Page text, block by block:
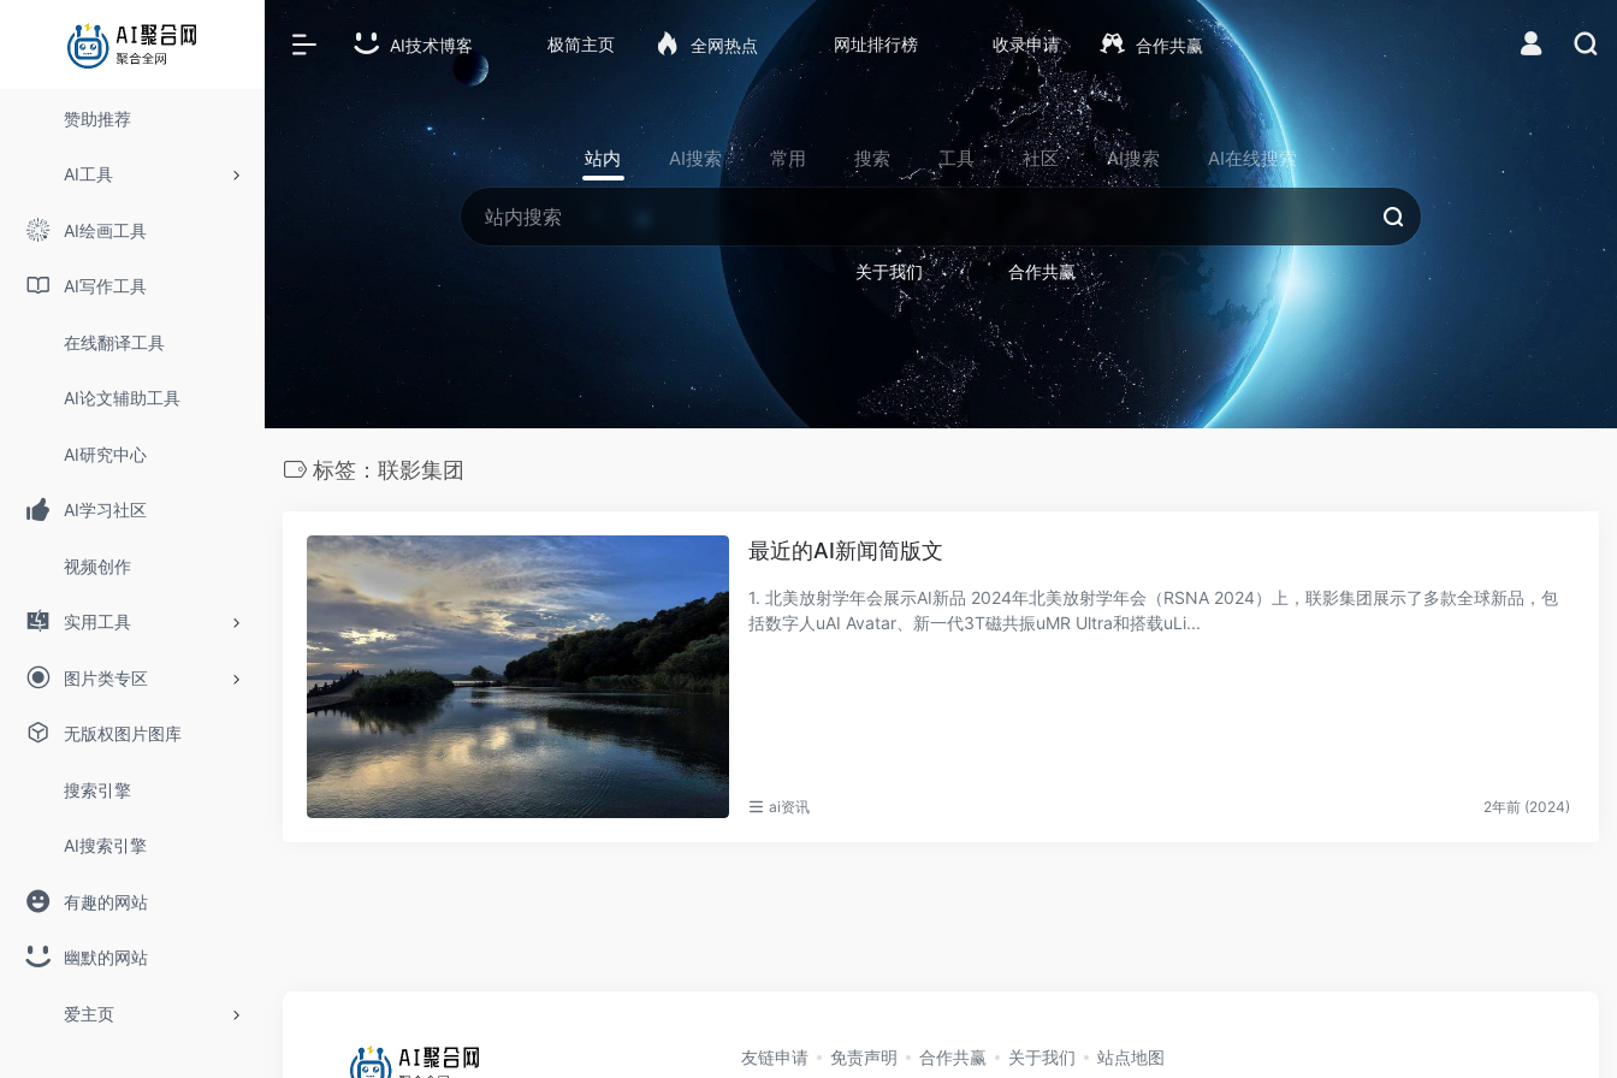
赞助推荐
AI工具
AI绘画工具
AI写作工具
在线翻译工具
AI论文辅助工具
AI研究中心
AI学习社区
视频创作
实用工具
图片类专区
无版权图片图库
搜索引擎
AI搜索引擎
有趣的网站
幽默的网站
爱主页
AI技术博客 极简主页 全网热点 网址排行榜 收录申请 合作共赢
站内 AI搜索 常用 搜索 工具 社区 AI搜索 AI在线搜索
关于我们 合作共赢
标签：联影集团
最近的AI新闻简版文
1. 北美放射学年会展示AI新品 2024年北美放射学年会（RSNA 2024）上，联影集团展示了多款全球新品，包
括数字人uAI Avatar、新一代3T磁共振uMR Ultra和搭载uLi...
ai资讯 2年前 (2024)
友链申请 免责声明 合作共赢 关于我们 站点地图